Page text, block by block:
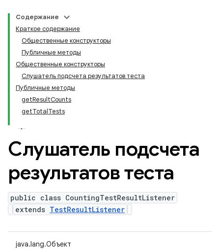
Содержание
Краткое содержание
Общественные конструкторы
Публичные методы
Общественные конструкторы
Слушатель подсчета результатов теста
Публичные методы
getResultCounts
getTotalTests
Слушатель подсчета
результатов теста
public class CountingTestResultListener
extends TestResultListener
java.lang.Объект